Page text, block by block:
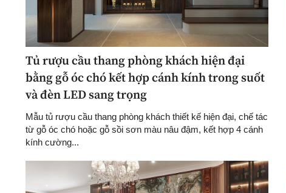
Tủ rượu cầu thang phòng khách hiện đại
bằng gỗ óc chó kết hợp cánh kính trong suốt
và đèn LED sang trọng
Mẫu tủ rượu cầu thang phòng khách thiết kế hiện đại, chế tác
từ gỗ óc chó hoặc gỗ sồi sơn màu nâu đậm, kết hợp 4 cánh
kính cường...